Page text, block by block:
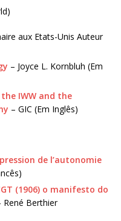
aux Etats-Unis Auteur
– Joyce L. Kornbluh (Em
IWW and the
– GIC (Em Inglês)
de l’autonomie
(1906) o manifesto do
René Berthier